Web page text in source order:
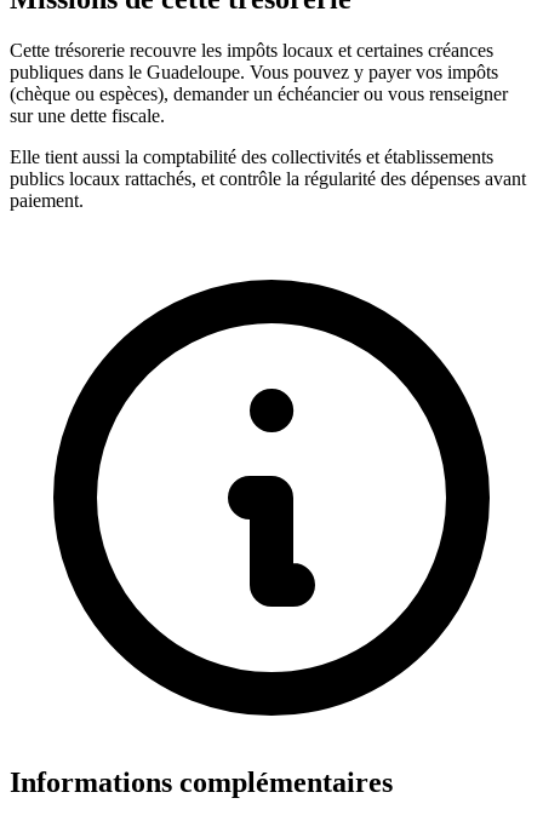
Cette trésorerie recouvre les impôts locaux et certaines créances
publiques dans le Guadeloupe. Vous pouvez y payer vos impôts
(chèque ou espèces), demander un échéancier ou vous renseigner
sur une dette fiscale.
Elle tient aussi la comptabilité des collectivités et établissements
publics locaux rattachés, et contrôle la régularité des dépenses avant
paiement.
Informations complémentaires